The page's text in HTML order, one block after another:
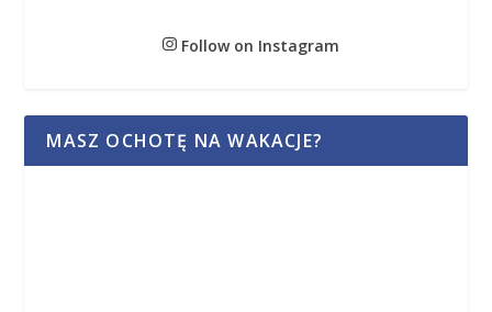
Follow on Instagram
MASZ OCHOTĘ NA WAKACJE?